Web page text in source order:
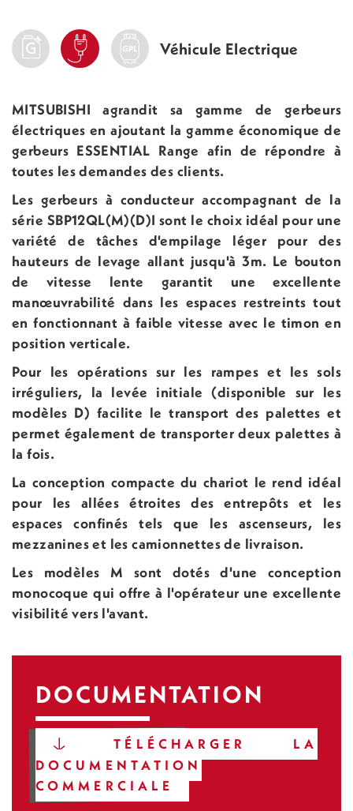
Véhicule Electrique
MITSUBISHI agrandit sa gamme de gerbeurs
électriques en ajoutant la gamme économique de
gerbeurs ESSENTIAL Range afin de répondre à
toutes les demandes des clients.
Les gerbeurs à conducteur accompagnant de la
série SBP12QL(M)(D)I sont le choix idéal pour une
variété de tâches d'empilage léger pour des
hauteurs de levage allant jusqu'à 3m. Le bouton
de vitesse lente garantit une excellente
manœuvrabilité dans les espaces restreints tout
en fonctionnant à faible vitesse avec le timon en
position verticale.
Pour les opérations sur les rampes et les sols
irréguliers, la levée initiale (disponible sur les
modèles D) facilite le transport des palettes et
permet également de transporter deux palettes à
la fois.
La conception compacte du chariot le rend idéal
pour les allées étroites des entrepôts et les
espaces confinés tels que les ascenseurs, les
mezzanines et les camionnettes de livraison.
Les modèles M sont dotés d'une conception
monocoque qui offre à l'opérateur une excellente
visibilité vers l'avant.
DOCUMENTATION
TÉLÉCHARGER LA
DOCUMENTATION
COMMERCIALE